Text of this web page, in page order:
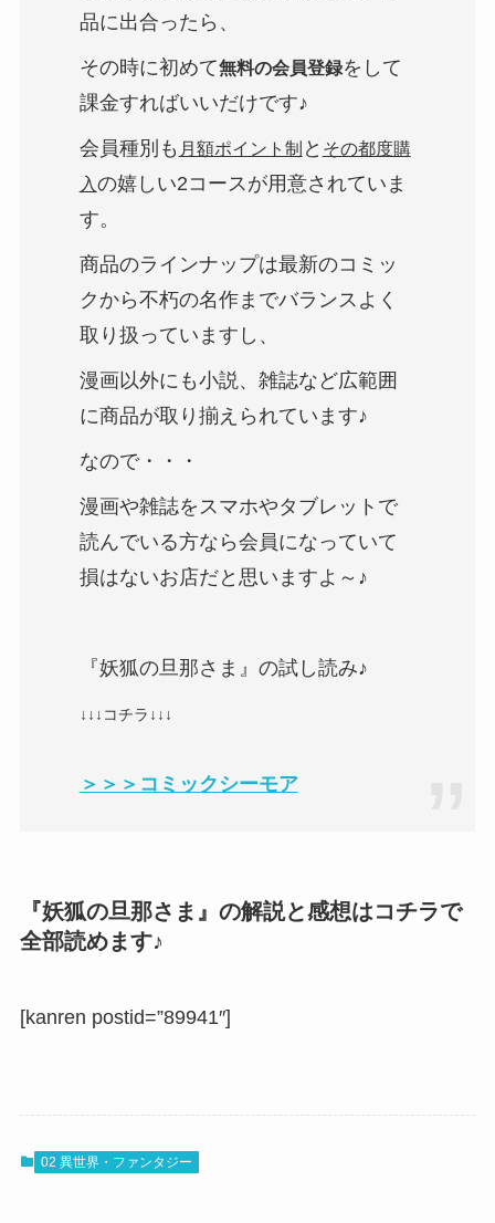
品に出合ったら、
その時に初めて無料の会員登録をして
課金すればいいだけです♪
会員種別も 月額ポイント制 と その都度購
入の嬉しい2コースが用意されていま
す。
商品のラインナップは最新のコミッ
クから不朽の名作までバランスよく
取り扱っていますし、
漫画以外にも小説、雑誌など広範囲
に商品が取り揃えられています♪
なので・・・
漫画や雑誌をスマホやタブレットで
読んでいる方なら会員になっていて
損はないお店だと思いますよ～♪
『妖狐の旦那さま』の試し読み♪
↓↓↓コチラ↓↓↓
＞＞＞コミックシーモア
『妖狐の旦那さま』の解説と感想はコチラで
全部読めます♪
[kanren postid=”89941″]
02 異世界・ファンタジー